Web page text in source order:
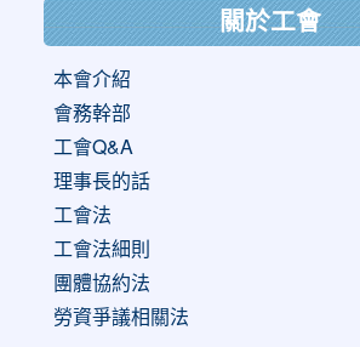
關於工會
本會介紹
會務幹部
工會Q&A
理事長的話
工會法
工會法細則
團體協約法
勞資爭議相關法